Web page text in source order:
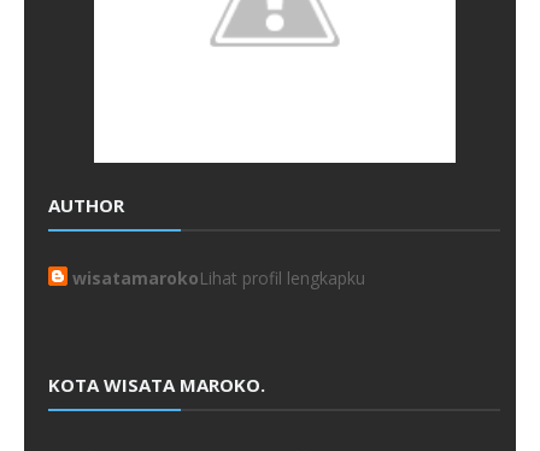
AUTHOR
wisatamarokoLihat profil lengkapku
KOTA WISATA MAROKO.